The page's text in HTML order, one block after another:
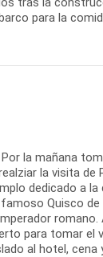
para la
la mañana
la visita de
dedicado a la
Quisco de
romano.
para tomar el
al hotel, cena